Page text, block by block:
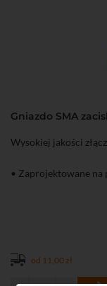
Gniazdo SMA
Wysokiej jakości
• Zaprojektowane na
od 11,00 zł